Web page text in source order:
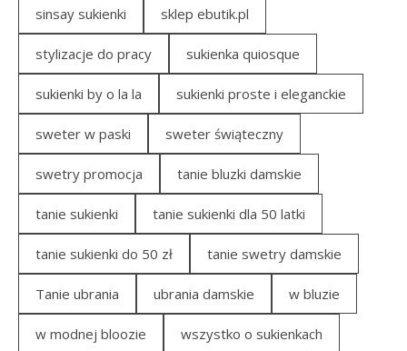
sinsay sukienki sklep ebutik.pl
stylizacje do pracy sukienka quiosque
sukienki by o la la sukienki proste i eleganckie
sweter w paski sweter świąteczny
swetry promocja tanie bluzki damskie
tanie sukienki tanie sukienki dla 50 latki
tanie sukienki do 50 zł tanie swetry damskie
Tanie ubrania ubrania damskie w bluzie
w modnej bloozie wszystko o sukienkach